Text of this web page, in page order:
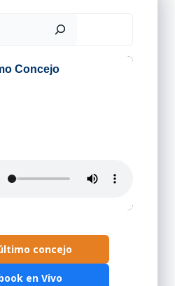
concejo
en Vivo